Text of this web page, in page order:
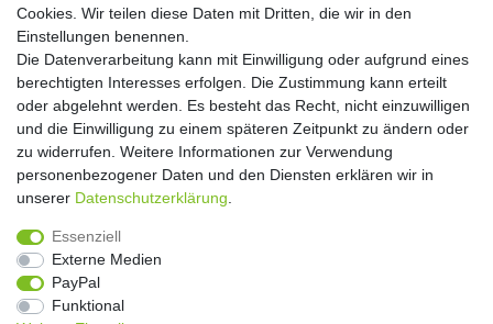
** Hierbei handelt es sich um ein Pflichtfeld.
Widerrufs­recht Widerrufs­formular Impressum
Daten­schutz­erklärung AGB Kontakt
Cookies. Wir teilen diese Daten mit Dritten, die wir in den
Einstellungen benennen.
Die Datenverarbeitung kann mit Einwilligung oder aufgrund eines
berechtigten Interesses erfolgen. Die Zustimmung kann erteilt
oder abgelehnt werden. Es besteht das Recht, nicht einzuwilligen
und die Einwilligung zu einem späteren Zeitpunkt zu ändern oder
zu widerrufen. Weitere Informationen zur Verwendung
personenbezogener Daten und den Diensten erklären wir in
unserer Daten­schutz­erklärung
Essenziell
Externe Medien
PayPal
Funktional
Copyright 2016 | Dekushop.de | Alle Rechte vorbehalten. |
Angebote gelten nur für Industrie, Handel, Handwerk und